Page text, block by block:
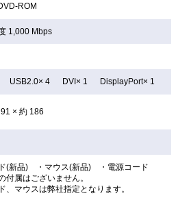
ROM
1,000 Mbps
USB2.0× 4 DVI× 1 DisplayPort× 1
× 約 186
ド(新品) ・マウス(新品) ・電源コード
付属はございません。
、マウスは弊社指定となります。